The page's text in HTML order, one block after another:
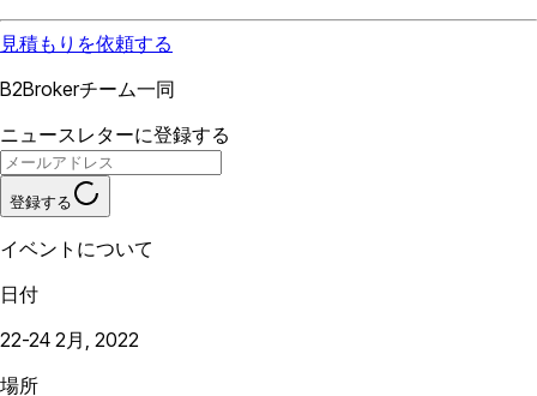
見積もりを依頼する
B2Brokerチーム一同
ニュースレターに登録する
登録する
イベントについて
日付
22-24 2月, 2022
場所